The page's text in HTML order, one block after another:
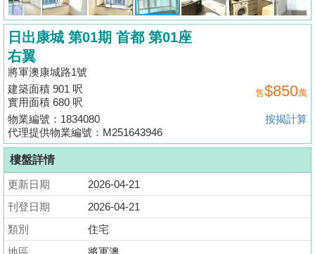
地
產
博
客
地
產
新
聞
數
據
公
佈
日出康城 第01期 首都 第01座
右翼
將軍澳康城路1號
建築面積 901 呎
實用面積 680 呎
售$850萬
物業編號：1834080
代理提供物業編號：M251643946
按揭計算
樓盤詳情
更新日期
2026-04-21
刊登日期
2026-04-21
類別
住宅
地區
將軍澳